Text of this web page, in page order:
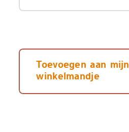
Toevoegen aan mijn
winkelmandje